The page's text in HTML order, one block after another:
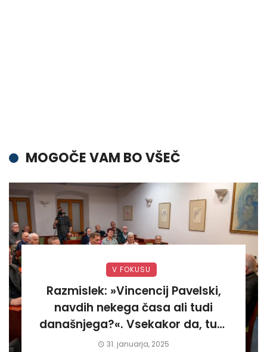
MOGOČE VAM BO VŠEČ
V FOKUSU
Razmislek: »Vincencij Pavelski,
navdih nekega časa ali tudi
današnjega?«. Vsekakor da, tudi
današnjega«
31. januarja, 2025